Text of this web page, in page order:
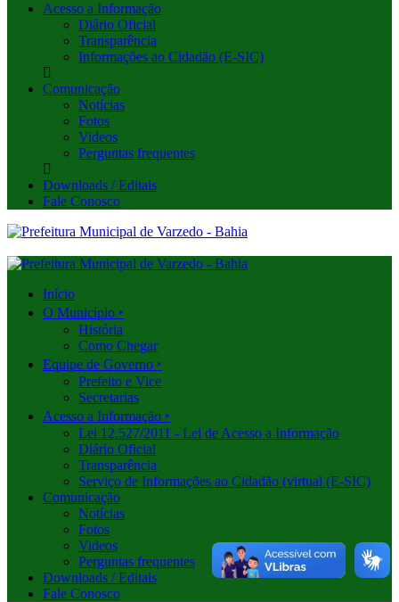
Acesso a Informação
Diário Oficial
Transparência
Informações ao Cidadão (E-SIC)
Comunicação
Notícias
Fotos
Videos
Perguntas frequentes
Downloads / Editais
Fale Conosco
Início
O Município ‣
História
Como Chegar
Equipe de Governo ‣
Prefeito e Vice
Secretarias
Acesso a Informação ‣
Lei 12.527/2011 - Lei de Acesso a Informação
Diário Oficial
Transparência
Serviço de Informações ao Cidadão (virtual (E-SIC)
Comunicação
Notícias
Fotos
Videos
Perguntas frequentes
Downloads / Editais
Fale Conosco